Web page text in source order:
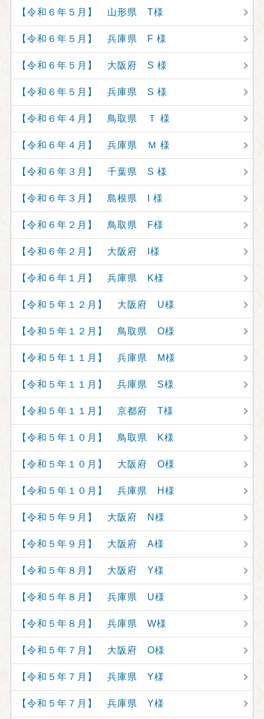
【令和６年５月】 山形県 T様
【令和６年５月】 兵庫県 F 様
【令和６年５月】 大阪府 S 様
【令和６年５月】 兵庫県 S 様
【令和６年４月】 鳥取県 Ｔ 様
【令和６年４月】 兵庫県 Ｍ 様
【令和６年３月】 千葉県 S 様
【令和６年３月】 島根県 I 様
【令和６年２月】 鳥取県 F様
【令和６年２月】 大阪府 I様
【令和６年１月】 兵庫県 K様
【令和５年１２月】 大阪府 U様
【令和５年１２月】 鳥取県 O様
【令和５年１１月】 兵庫県 M様
【令和５年１１月】 兵庫県 S様
【令和５年１１月】 京都府 T様
【令和５年１０月】 鳥取県 K様
【令和５年１０月】 大阪府 O様
【令和５年１０月】 兵庫県 H様
【令和５年９月】 大阪府 N様
【令和５年９月】 大阪府 A様
【令和５年８月】 大阪府 Y様
【令和５年８月】 兵庫県 U様
【令和５年８月】 兵庫県 W様
【令和５年７月】 大阪府 O様
【令和５年７月】 兵庫県 Y様
【令和５年７月】 兵庫県 Y様